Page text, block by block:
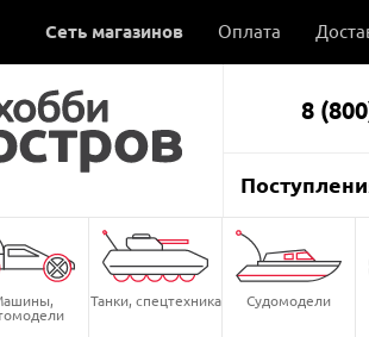
Сеть магазинов Оплата
8
Танки, спецтехника Судомодели